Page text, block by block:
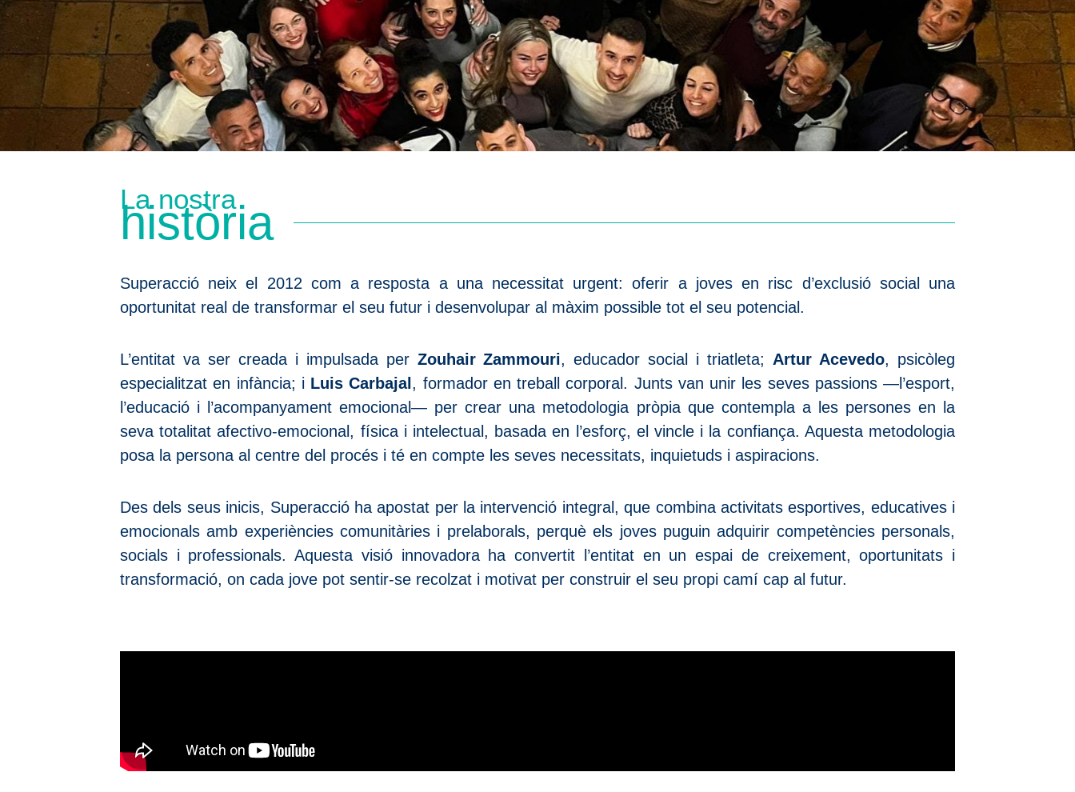
La nostra
història
Superacció neix el 2012 com a resposta a una necessitat urgent: oferir a joves en risc d’exclusió social una
oportunitat real de transformar el seu futur i desenvolupar al màxim possible tot el seu potencial.
L’entitat va ser creada i impulsada per Zouhair Zammouri, educador social i triatleta; Artur Acevedo, psicòleg
especialitzat en infància; i Luis Carbajal, formador en treball corporal. Junts van unir les seves passions —l’esport,
l’educació i l’acompanyament emocional— per crear una metodologia pròpia que contempla a les persones en la
seva totalitat afectivo-emocional, física i intelectual, basada en l’esforç, el vincle i la confiança. Aquesta metodologia
posa la persona al centre del procés i té en compte les seves necessitats, inquietuds i aspiracions.
Des dels seus inicis, Superacció ha apostat per la intervenció integral, que combina activitats esportives, educatives i
emocionals amb experiències comunitàries i prelaborals, perquè els joves puguin adquirir competències personals,
socials i professionals. Aquesta visió innovadora ha convertit l’entitat en un espai de creixement, oportunitats i
transformació, on cada jove pot sentir-se recolzat i motivat per construir el seu propi camí cap al futur.